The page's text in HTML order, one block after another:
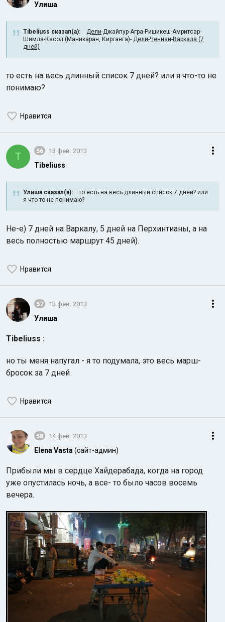
Улиша
Tibeliuss сказал(а): Дели-Джайпур-Агра-Ришикеш-Амритсар-
Шимла-Касол (Маникаран, Кирганга)- Дели-Ченнаи-Варкала (7
дней)
то есть на весь длинный список 7 дней? или я что-то не
понимаю?
Нравится
T 56 13 фев. 2013
Tibeliuss
Улиша сказал(а): то есть на весь длинный список 7 дней? или
я что-то не понимаю?
Не-е) 7 дней на Варкалу, 5 дней на Перхинтианы, а на
весь полностью маршрут 45 дней).
Нравится
57 13 фев. 2013
Улиша
Tibeliuss :
но ты меня напугал - я то подумала, это весь марш-
бросок за 7 дней
Нравится
58 14 фев. 2013
Elena Vasta (сайт-админ)
Прибыли мы в сердце Хайдерабада, когда на город
уже опустилась ночь, а все- то было часов восемь
вечера.